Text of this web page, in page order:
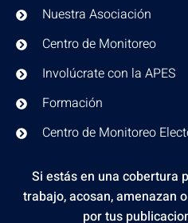
Nuestra Asociación
Centro de Monitoreo
Involúcrate con la APES
Formación
Centro de Monitoreo
Si estás en una cobertura
trabajo, acosan, amenazan
por tus